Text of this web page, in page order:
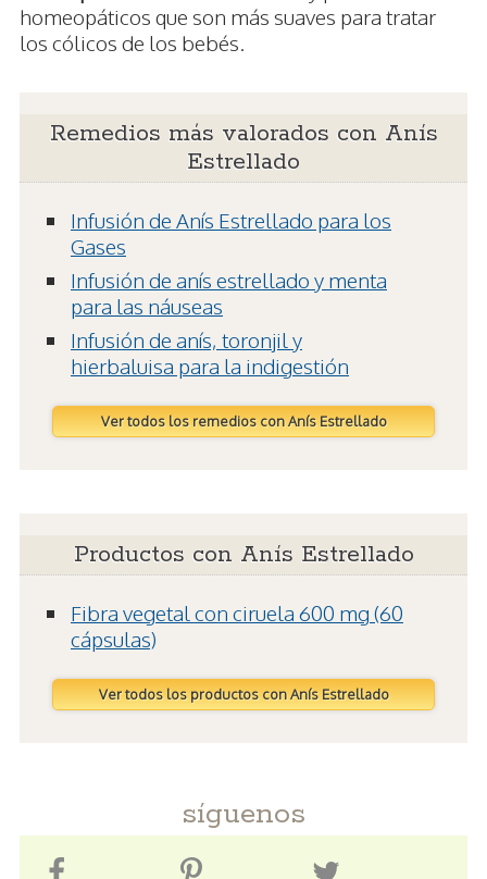
homeopáticos que son más suaves para tratar
los cólicos de los bebés.
Remedios más valorados con Anís
Estrellado
Infusión de Anís Estrellado para los
Gases
Infusión de anís estrellado y menta
para las náuseas
Infusión de anís, toronjil y
hierbaluisa para la indigestión
Ver todos los remedios con Anís Estrellado
Productos con Anís Estrellado
Fibra vegetal con ciruela 600 mg (60
cápsulas)
Ver todos los productos con Anís Estrellado
síguenos